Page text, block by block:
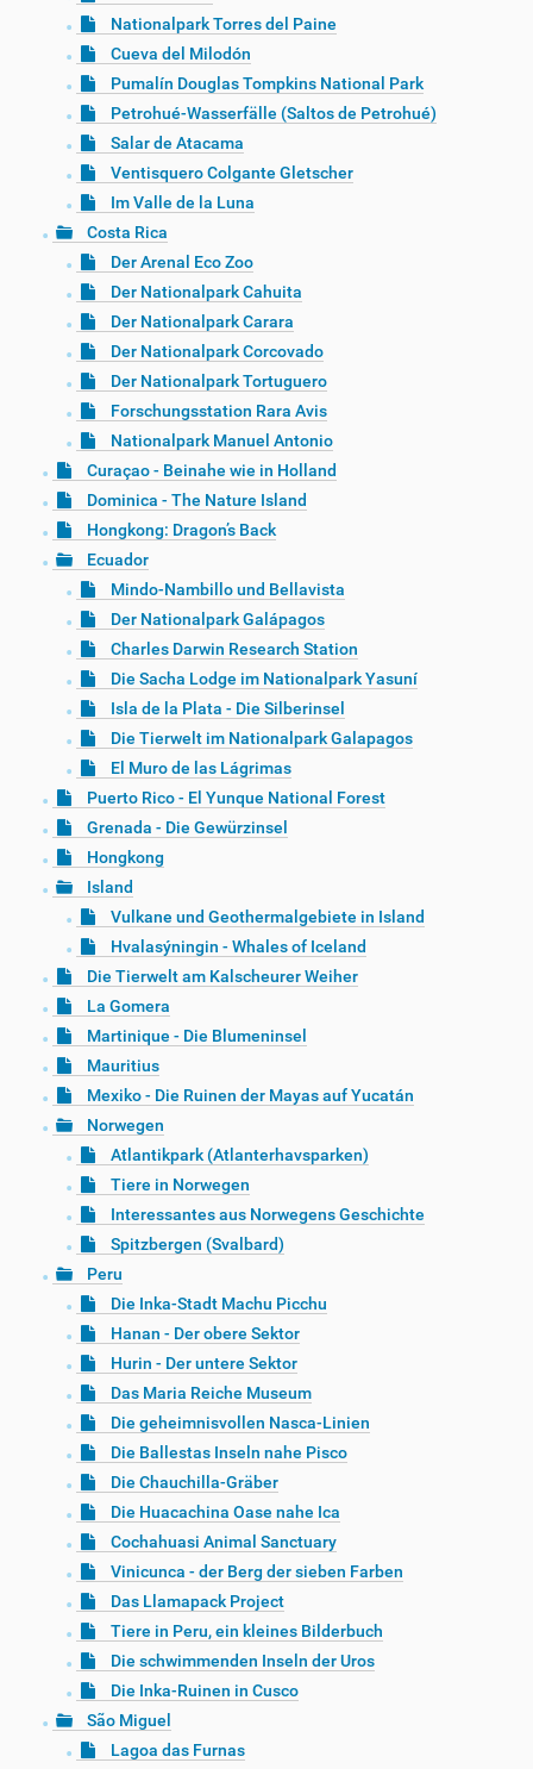
Nationalpark Torres del Paine
Cueva del Milodón
Pumalín Douglas Tompkins National Park
Petrohué-Wasserfälle (Saltos de Petrohué)
Salar de Atacama
Ventisquero Colgante Gletscher
Im Valle de la Luna
Costa Rica
Der Arenal Eco Zoo
Der Nationalpark Cahuita
Der Nationalpark Carara
Der Nationalpark Corcovado
Der Nationalpark Tortuguero
Forschungsstation Rara Avis
Nationalpark Manuel Antonio
Curaçao - Beinahe wie in Holland
Dominica - The Nature Island
Hongkong: Dragon’s Back
Ecuador
Mindo-Nambillo und Bellavista
Der Nationalpark Galápagos
Charles Darwin Research Station
Die Sacha Lodge im Nationalpark Yasuní
Isla de la Plata - Die Silberinsel
Die Tierwelt im Nationalpark Galapagos
El Muro de las Lágrimas
Puerto Rico - El Yunque National Forest
Grenada - Die Gewürzinsel
Hongkong
Island
Vulkane und Geothermalgebiete in Island
Hvalasýningin - Whales of Iceland
Die Tierwelt am Kalscheurer Weiher
La Gomera
Martinique - Die Blumeninsel
Mauritius
Mexiko - Die Ruinen der Mayas auf Yucatán
Norwegen
Atlantikpark (Atlanterhavsparken)
Tiere in Norwegen
Interessantes aus Norwegens Geschichte
Spitzbergen (Svalbard)
Peru
Die Inka-Stadt Machu Picchu
Hanan - Der obere Sektor
Hurin - Der untere Sektor
Das Maria Reiche Museum
Die geheimnisvollen Nasca-Linien
Die Ballestas Inseln nahe Pisco
Die Chauchilla-Gräber
Die Huacachina Oase nahe Ica
Cochahuasi Animal Sanctuary
Vinicunca - der Berg der sieben Farben
Das Llamapack Project
Tiere in Peru, ein kleines Bilderbuch
Die schwimmenden Inseln der Uros
Die Inka-Ruinen in Cusco
São Miguel
Lagoa das Furnas